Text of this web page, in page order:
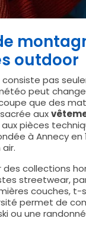
outdoor
pas
peut
que des
aux
pièces
à Annecy
des collections
streetwear,
couches,
permet de
ou une